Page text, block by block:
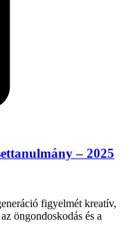
– 2025
figyelmét kreatív,
öngondoskodás és a